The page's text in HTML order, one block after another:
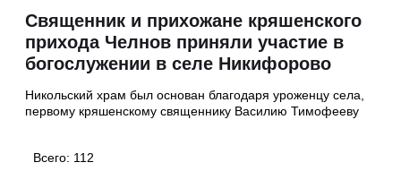
Священник и прихожане кряшенского
прихода Челнов приняли участие в
богослужении в селе Никифорово
Никольский храм был основан благодаря уроженцу села,
первому кряшенскому священнику Василию Тимофееву
Всего: 112